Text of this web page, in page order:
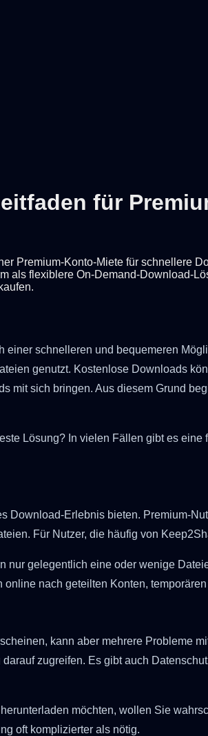
für
Premium-Konto-Miete für schnellere
flexiblere On-Demand-Download-
einer schnelleren und bequemeren
genutzt. Kostenlose Downloads
sich bringen. Aus diesem Grund
Lösung? In vielen Fällen gibt es
Download-Erlebnis bieten. Premium-
Für Nutzer, die häufig von
gelegentlich eine oder wenige
nach geteilten Konten,
kann aber mehrere Probleme
zugreifen. Es gibt auch
möchten, wollen Sie
oft komplizierter als nötig.